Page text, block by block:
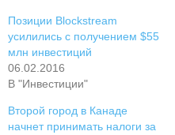
Позиции Blockstream
усилились с получением $55
млн инвестиций
06.02.2016
В "Инвестиции"
Второй город в Канаде
начнет принимать налоги за